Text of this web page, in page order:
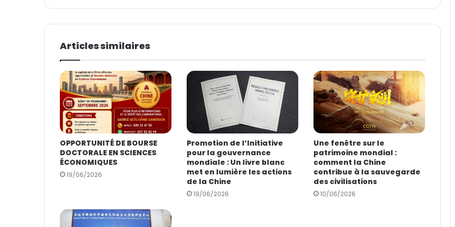
o
r
e
d
r
e
s
e
E
m
a
i
Articles similaires
OPPORTUNITÉ DE BOURSE
DOCTORALE EN SCIENCES
ÉCONOMIQUES
19/06/2026
Promotion de l’Initiative
pour la gouvernance
mondiale : Un livre blanc
met en lumière les actions
de la Chine
19/06/2026
Une fenêtre sur le
patrimoine mondial :
comment la Chine
contribue à la sauvegarde
des civilisations
10/06/2026